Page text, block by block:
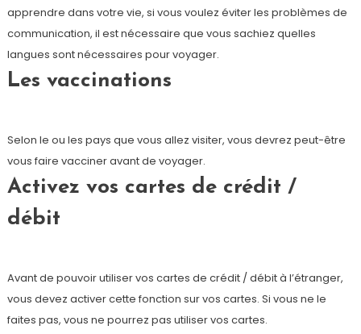
apprendre dans votre vie, si vous voulez éviter les problèmes de
communication, il est nécessaire que vous sachiez quelles
langues sont nécessaires pour voyager.
Les vaccinations
Selon le ou les pays que vous allez visiter, vous devrez peut-être
vous faire vacciner avant de voyager.
Activez vos cartes de crédit /
débit
Avant de pouvoir utiliser vos cartes de crédit / débit à l’étranger,
vous devez activer cette fonction sur vos cartes. Si vous ne le
faites pas, vous ne pourrez pas utiliser vos cartes.